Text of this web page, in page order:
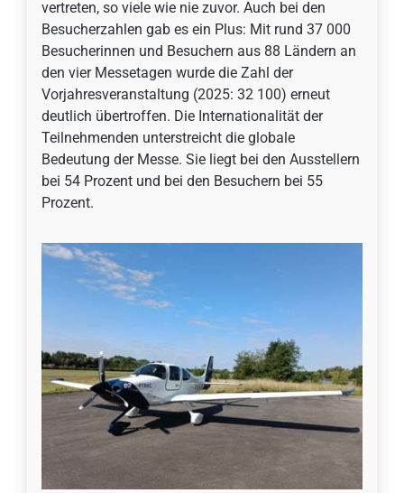
vertreten, so viele wie nie zuvor. Auch bei den
Besucherzahlen gab es ein Plus: Mit rund 37 000
Besucherinnen und Besuchern aus 88 Ländern an
den vier Messetagen wurde die Zahl der
Vorjahresveranstaltung (2025: 32 100) erneut
deutlich übertroffen. Die Internationalität der
Teilnehmenden unterstreicht die globale
Bedeutung der Messe. Sie liegt bei den Ausstellern
bei 54 Prozent und bei den Besuchern bei 55
Prozent.